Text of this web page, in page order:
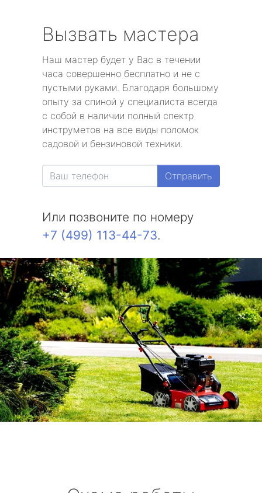
Вызвать мастера
Наш мастер будет у Вас в течении
часа совершенно бесплатно и не с
пустыми руками. Благодаря большому
опыту за спиной у специалиста всегда
с собой в наличии полный спектр
инструметов на все виды поломок
садовой и бензиновой техники.
Отправить
Или позвоните по номеру
+7 (499) 113-44-73.